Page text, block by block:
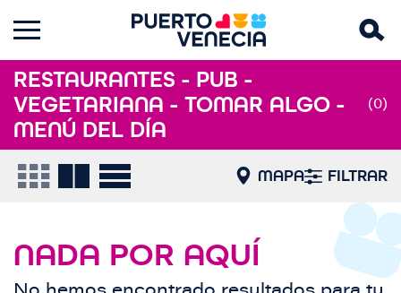
RESTAURANTES - PUB -
VEGETARIANA - TOMAR ALGO -
MENÚ DEL DÍA
(0)
MAPA FILTRAR
NADA POR AQUÍ